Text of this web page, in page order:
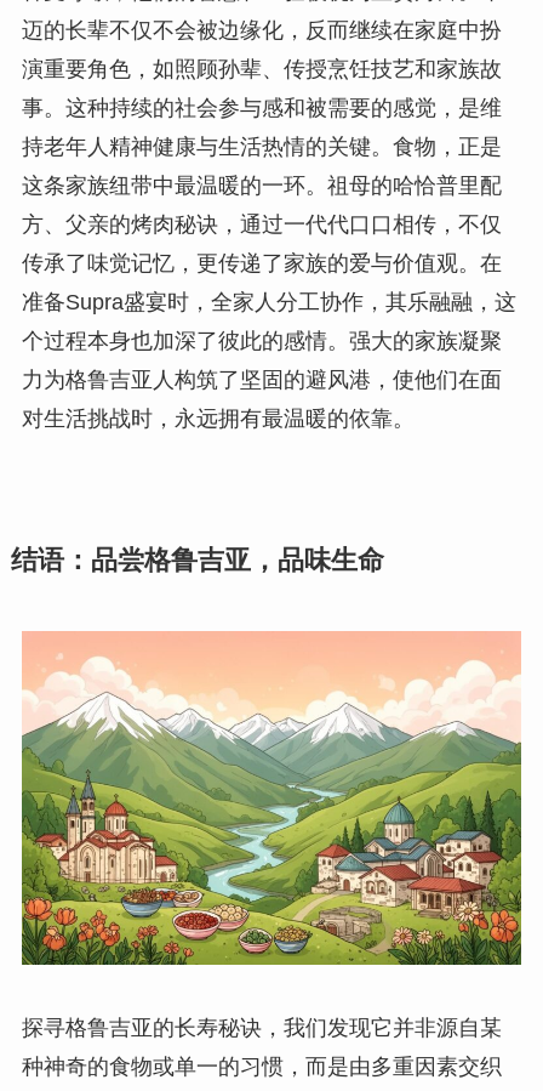
迈的长辈不仅不会被边缘化，反而继续在家庭中扮
演重要角色，如照顾孙辈、传授烹饪技艺和家族故
事。这种持续的社会参与感和被需要的感觉，是维
持老年人精神健康与生活热情的关键。食物，正是
这条家族纽带中最温暖的一环。祖母的哈恰普里配
方、父亲的烤肉秘诀，通过一代代口口相传，不仅
传承了味觉记忆，更传递了家族的爱与价值观。在
准备Supra盛宴时，全家人分工协作，其乐融融，这
个过程本身也加深了彼此的感情。强大的家族凝聚
力为格鲁吉亚人构筑了坚固的避风港，使他们在面
对生活挑战时，永远拥有最温暖的依靠。
结语：品尝格鲁吉亚，品味生命
探寻格鲁吉亚的长寿秘诀，我们发现它并非源自某
种神奇的食物或单一的习惯，而是由多重因素交织